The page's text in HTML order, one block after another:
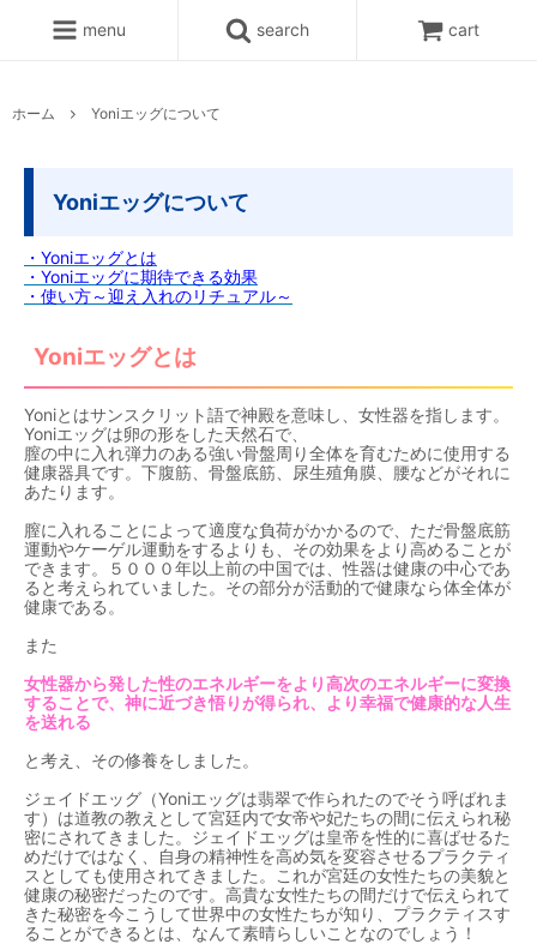
menu search cart
ホーム Yoniエッグについて
Yoniエッグについて
・Yoniエッグとは
・Yoniエッグに期待できる効果
・使い方～迎え入れのリチュアル～
Yoniエッグとは
Yoniとはサンスクリット語で神殿を意味し、女性器を指します。
Yoniエッグは卵の形をした天然石で、
膣の中に入れ弾力のある強い骨盤周り全体を育むために使用する
健康器具です。下腹筋、骨盤底筋、尿生殖角膜、腰などがそれに
あたります。
膣に入れることによって適度な負荷がかかるので、ただ骨盤底筋
運動やケーゲル運動をするよりも、その効果をより高めることが
できます。５０００年以上前の中国では、性器は健康の中心であ
ると考えられていました。その部分が活動的で健康なら体全体が
健康である。
また
女性器から発した性のエネルギーをより高次のエネルギーに変換
することで、神に近づき悟りが得られ、より幸福で健康的な人生
を送れる
と考え、その修養をしました。
ジェイドエッグ（Yoniエッグは翡翠で作られたのでそう呼ばれま
す）は道教の教えとして宮廷内で女帝や妃たちの間に伝えられ秘
密にされてきました。ジェイドエッグは皇帝を性的に喜ばせるた
めだけではなく、自身の精神性を高め気を変容させるプラクティ
スとしても使用されてきました。これが宮廷の女性たちの美貌と
健康の秘密だったのです。高貴な女性たちの間だけで伝えられて
きた秘密を今こうして世界中の女性たちが知り、プラクティスす
ることができるとは、なんて素晴らしいことなのでしょう！